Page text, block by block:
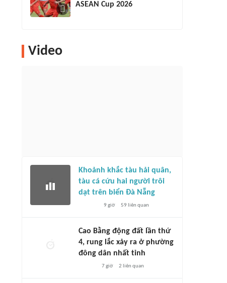
ASEAN Cup 2026
Video
Khoảnh khắc tàu hải quân,
tàu cá cứu hai người trôi
dạt trên biển Đà Nẵng
9 giờ 59 liên quan
Cao Bằng động đất lần thứ
4, rung lắc xảy ra ở phường
đông dân nhất tỉnh
7 giờ 2 liên quan